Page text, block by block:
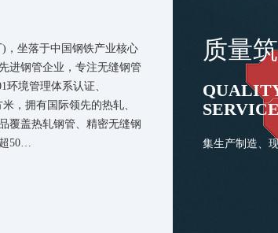
质量
集生产制造、
，坐落于中国钢铁产业核心
进钢管企业，专注无缝钢管
环境管理体系认证、
，拥有国际领先的热轧、
覆盖热轧钢管、精密无缝钢
50…